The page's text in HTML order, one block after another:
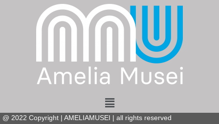
Menu
@ 2022 Copyright | AMELIAMUSEI | all rights reserved